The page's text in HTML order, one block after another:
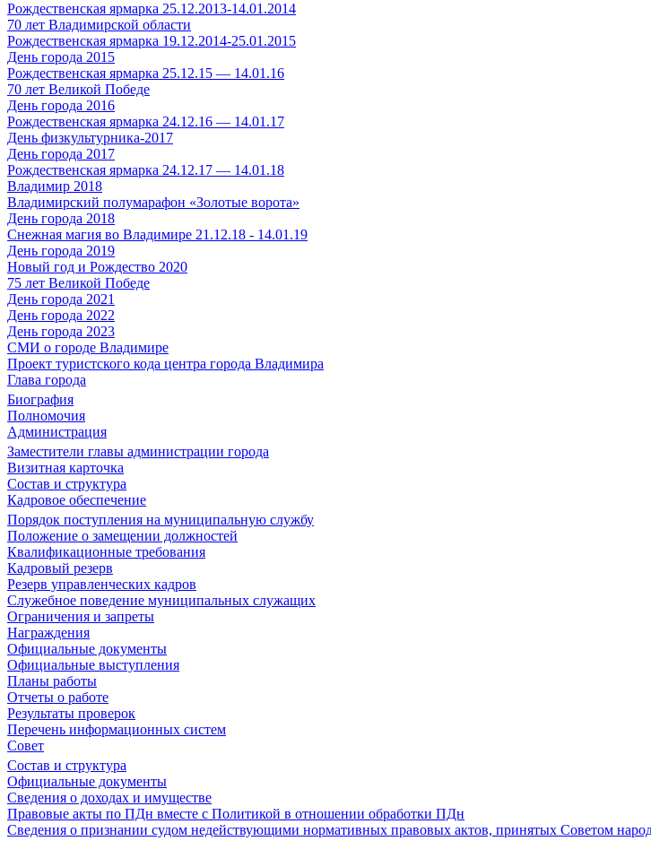
Рождественская ярмарка 25.12.2013-14.01.2014
70 лет Владимирской области
Рождественская ярмарка 19.12.2014-25.01.2015
День города 2015
Рождественская ярмарка 25.12.15 — 14.01.16
70 лет Великой Победе
День города 2016
Рождественская ярмарка 24.12.16 — 14.01.17
День физкультурника-2017
День города 2017
Рождественская ярмарка 24.12.17 — 14.01.18
Владимир 2018
Владимирский полумарафон «Золотые ворота»
День города 2018
Снежная магия во Владимире 21.12.18 - 14.01.19
День города 2019
Новый год и Рождество 2020
75 лет Великой Победе
День города 2021
День города 2022
День города 2023
СМИ о городе Владимире
Проект туристского кода центра города Владимира
Глава города
Биография
Полномочия
Администрация
Заместители главы администрации города
Визитная карточка
Состав и структура
Кадровое обеспечение
Порядок поступления на муниципальную службу
Положение о замещении должностей
Квалификационные требования
Кадровый резерв
Резерв управленческих кадров
Служебное поведение муниципальных служащих
Ограничения и запреты
Награждения
Официальные документы
Официальные выступления
Планы работы
Отчеты о работе
Результаты проверок
Перечень информационных систем
Совет
Состав и структура
Официальные документы
Сведения о доходах и имуществе
Правовые акты по ПДн вместе с Политикой в отношении обработки ПДн
Сведения о признании судом недействующими нормативных правовых актов, принятых Советом